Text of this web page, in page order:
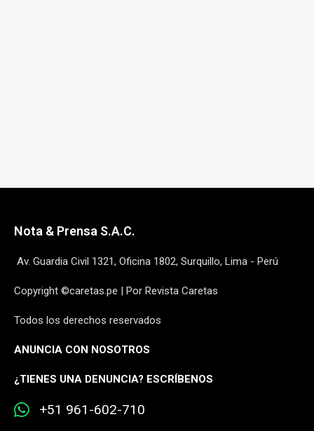
Nota & Prensa S.A.C.
Av. Guardia Civil 1321, Oficina 1802, Surquillo, Lima - Perú
Copyright ©caretas.pe | Por Revista Caretas
Todos los derechos reservados
ANUNCIA CON NOSOTROS
¿TIENES UNA DENUNCIA? ESCRÍBENOS
+51 961-602-710